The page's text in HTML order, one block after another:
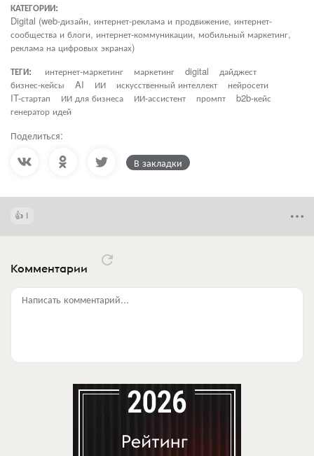
КАТЕГОРИИ:
Digital (web-дизайн, интернет-реклама и продвижение, интернет-
сообщества и блоги, интернет-коммуникации, мобильный маркетинг,
реклама на цифровых экранах)
ТЕГИ:
интернет-маркетинг маркетинг digital
дайджест
бизнес-кейсы
AI ИИ искусственный интеллект
нейросети
IT-стартап
ИИ для бизнеса ИИ-ассистент промпт
b2b-кейс
генератор идей
Поделиться:
В закладки
1
Комментарии
Написать комментарий...